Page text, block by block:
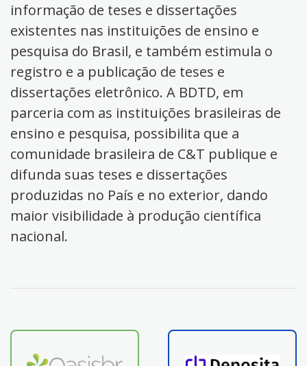
informação de teses e dissertações
existentes nas instituições de ensino e
pesquisa do Brasil, e também estimula o
registro e a publicação de teses e
dissertações eletrônico. A BDTD, em
parceria com as instituições brasileiras de
ensino e pesquisa, possibilita que a
comunidade brasileira de C&T publique e
difunda suas teses e dissertações
produzidas no País e no exterior, dando
maior visibilidade à produção científica
nacional.